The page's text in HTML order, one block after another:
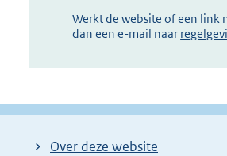
Werkt de website of een link
dan een e-mail naar
Over deze website